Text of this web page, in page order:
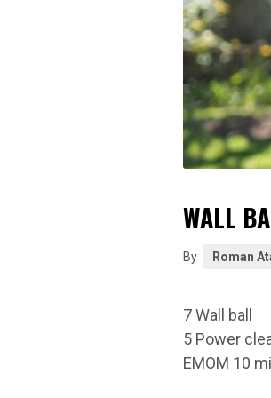
WALL
By Roman
7 Wall ball
5 Power
EMOM 10